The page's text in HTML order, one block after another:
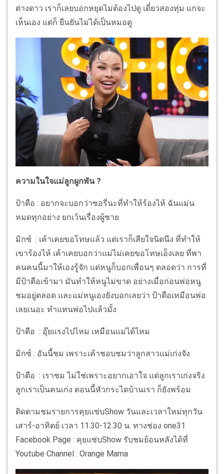
ต่างดาว เราก็เลยบอกหยุดไม่ต้องไปดู เดี๋ยวสองทุ่ม แกจะ
เห็นเอง แต่ก็ ยืนยันไม่ได้เป็นหมอดู
ความในใจแม่ลูกผูกพัน ?
ป้าตือ : อยากจะบอกว่าซอรี่นะที่ทำให้ร้องไห้ ฉันแม่น
หมดทุกอย่าง ยกเว้นเรื่องผู้ชาย
มิกซ์ : เค้าเคยขอโทษแล้ว แต่เราก็เสียใจนิดนึง ที่ทำให้
เขาร้องไห้ เค้าเคยบอกว่าแม่ไม่เคยขอโทษเอ็งเลย ที่พา
คนคนนี้มาให้เองรู้จัก แต่หนูก็บอกเพื่อนๆ ตลอดว่า การที่
มีป้าตือเข้ามา มันทำให้หนูไม่ขาด อย่างเมื่อก่อนพ่อหนู
ชมอยู่ตลอด และแม่หนูเองยังบอกเลยว่า ป้าตือเหมือนพ่อ
เลยเนอะ ทำแทนพ่อไปแล้วมั้ง
ป้าตือ : อุ๊ยแรงไปไหม เหมือนแม่ได้ไหม
มิกซ์ : อันนี้ชม เพราะเค้าชอบชมว่าลูกสาวแม่เก่งจัง
ป้าตือ : เราชม ไม่ใช่เพราะอยากเอาใจ แต่ลูกเราเก่งจริง
ลูกเราเป็นคนเก่ง ตอนนี้หัวกระไดบ้านเรา ก็ยังพร้อม
ติดตามชมรายการคุยแซ่บShow วันและเวลาใหม่ทุกวัน
เสาร์-อาทิตย์ เวลา 11.30-12.30 น. ทางช่อง one31
Facebook Page : คุยแซ่บShow รับชมย้อนหลังได้ที่
Youtube Channel : Orange Mama